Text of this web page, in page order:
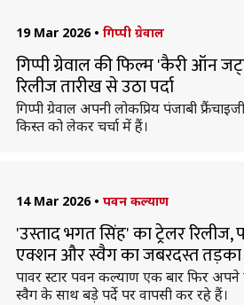
19 Mar 2026 • गिप्पी ग्रेवाल
गिप्पी ग्रेवाल की फिल्म 'कैरी ऑन
रिलीज तारीख से उठा पर्दा
गिप्पी ग्रेवाल अपनी लोकप्रिय पंजाबी
किस्त को लेकर चर्चा में हैं।
14 Mar 2026 • पवन कल्याण
'उस्ताद भगत सिंह' का ट्रेलर
एक्शन और स्वैग का जबरदस्त तड़का
पावर स्टार पवन कल्याण एक बार फिर
स्वैग के साथ बड़े पर्दे पर वापसी कर रहे हैं।